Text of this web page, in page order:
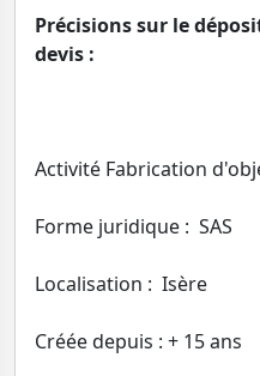
Précisions sur le
devis :
Activité Fabrication
Forme juridique : SAS
Localisation : Isère
Créée depuis : + 15 ans